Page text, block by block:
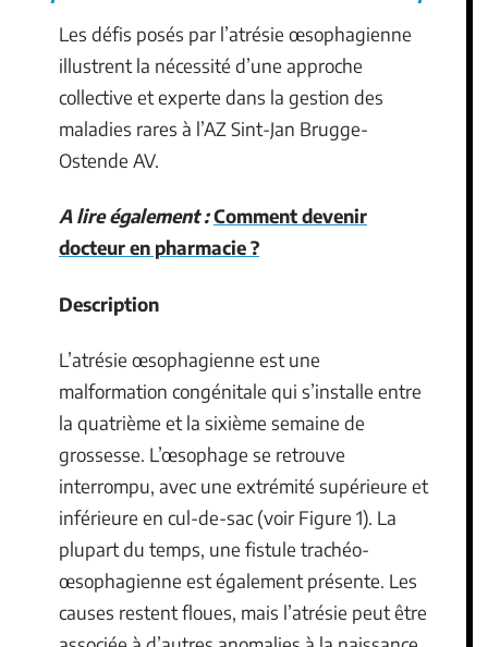
Les défis posés par l’atrésie œsophagienne
illustrent la nécessité d’une approche
collective et experte dans la gestion des
maladies rares à l’AZ Sint-Jan Brugge-
Ostende AV.
A lire également :Comment devenir
docteur en pharmacie ?
Description
L’atrésie œsophagienne est une
malformation congénitale qui s’installe entre
la quatrième et la sixième semaine de
grossesse. L’œsophage se retrouve
interrompu, avec une extrémité supérieure et
inférieure en cul-de-sac (voir Figure 1). La
plupart du temps, une fistule trachéo-
œsophagienne est également présente. Les
causes restent floues, mais l’atrésie peut être